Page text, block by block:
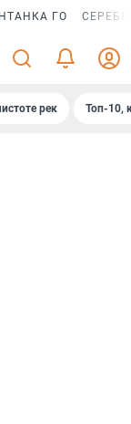
ГО
рек Топ-10,